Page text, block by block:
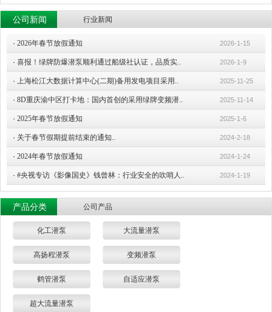
公司新闻 行业新闻
· 2026年春节放假通知 2026-1-15
· 喜报！绿牌防爆潜泵顺利通过船级社认证，品质实.. 2026-1-9
· 上海松江大数据计算中心(二期)备用发电项目采用.. 2025-11-25
· 8D重庆渝中区打卡地：国内首创的采用绿牌变频潜.. 2025-11-14
· 2025年春节放假通知 2025-1-6
· 关于春节假期提前结束的通知.. 2024-2-18
· 2024年春节放假通知 2024-1-24
· #央视专访《影像国史》钱曾林：行业安全的吹哨人.. 2024-1-19
产品分类 公司产品
化工潜泵 大流量潜泵
高扬程潜泵 变频潜泵
鹤管潜泵 自适应潜泵
超大流量潜泵